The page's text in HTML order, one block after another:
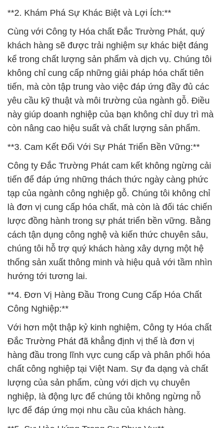
**2. Khám Phá Sự Khác Biệt và Lợi Ích:**
Cùng với Công ty Hóa chất Đắc Trường Phát, quý
khách hàng sẽ được trải nghiệm sự khác biệt đáng
kể trong chất lượng sản phẩm và dịch vụ. Chúng tôi
không chỉ cung cấp những giải pháp hóa chất tiên
tiến, mà còn tập trung vào việc đáp ứng đầy đủ các
yêu cầu kỹ thuật và môi trường của ngành gỗ. Điều
này giúp doanh nghiệp của bạn không chỉ duy trì mà
còn nâng cao hiệu suất và chất lượng sản phẩm.
**3. Cam Kết Đối Với Sự Phát Triển Bền Vững:**
Công ty Đắc Trường Phát cam kết không ngừng cải
tiến để đáp ứng những thách thức ngày càng phức
tạp của ngành công nghiệp gỗ. Chúng tôi không chỉ
là đơn vị cung cấp hóa chất, mà còn là đối tác chiến
lược đồng hành trong sự phát triển bền vững. Bằng
cách tận dụng công nghệ và kiến thức chuyên sâu,
chúng tôi hỗ trợ quý khách hàng xây dựng một hệ
thống sản xuất thông minh và hiệu quả với tầm nhìn
hướng tới tương lai.
**4. Đơn Vị Hàng Đầu Trong Cung Cấp Hóa Chất
Công Nghiệp:**
Với hơn một thập kỷ kinh nghiệm, Công ty Hóa chất
Đắc Trường Phát đã khẳng định vị thế là đơn vị
hàng đầu trong lĩnh vực cung cấp và phân phối hóa
chất công nghiệp tại Việt Nam. Sự đa dạng và chất
lượng của sản phẩm, cùng với dịch vụ chuyên
nghiệp, là động lực để chúng tôi không ngừng nỗ
lực để đáp ứng mọi nhu cầu của khách hàng.